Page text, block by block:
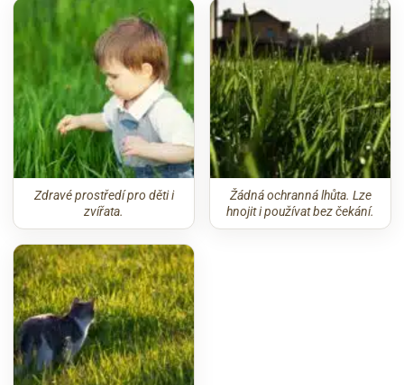
Zdravé prostředí pro děti i
zvířata.
Žádná ochranná lhůta. Lze
hnojit i používat bez čekání.